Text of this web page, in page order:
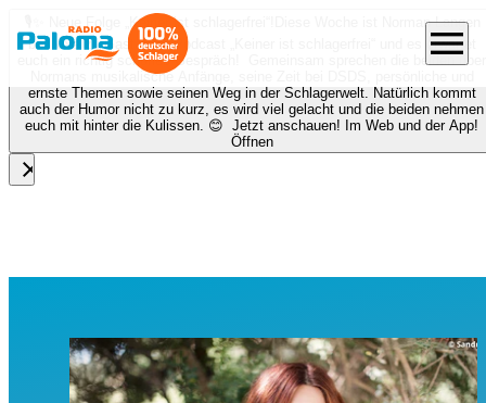
🎙️✨ Neue Folge „Keiner ist schlagerfrei“!
Diese Woche ist Norman Langen
bei Nora zu Gast beim Podcast „Keiner ist schlagerfrei“ und es erwartet
euch ein richtig schönes Gespräch! Gemeinsam sprechen die beiden über
Normans musikalische Anfänge, seine Zeit bei DSDS, persönliche und
ernste Themen sowie seinen Weg in der Schlagerwelt. Natürlich kommt
auch der Humor nicht zu kurz, es wird viel gelacht und die beiden nehmen
euch mit hinter die Kulissen. 😊 Jetzt anschauen! Im Web und der App!
Öffnen
close
menu